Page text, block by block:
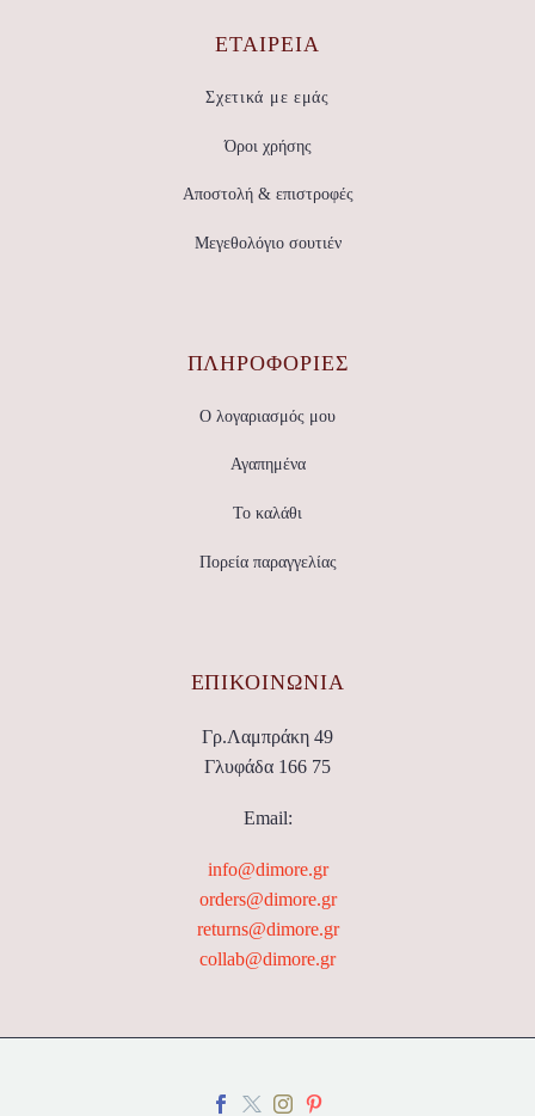
ΕΤΑΙΡΕΊΑ
Σχετικά με εμάς
Όροι χρήσης
Αποστολή & επιστροφές
Μεγεθολόγιο σουτιέν
ΠΛΗΡΟΦΟΡΙΕΣ
Ο λογαριασμός μου
Αγαπημένα
Το καλάθι
Πορεία παραγγελίας
ΕΠΙΚΟΙΝΩΝΊΑ
Γρ.Λαμπράκη 49
Γλυφάδα 166 75
Email:
info@dimore.gr
orders@dimore.gr
returns@dimore.gr
collab@dimore.gr